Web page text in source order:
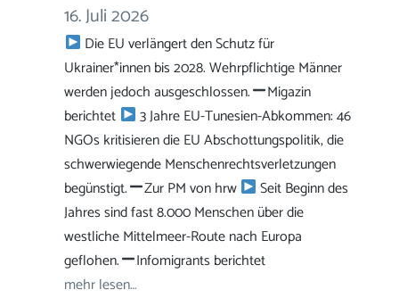
16. Juli 2026
Die EU verlängert den Schutz für
Ukrainer*innen bis 2028. Wehrpflichtige Männer
werden jedoch ausgeschlossen.
Migazin
berichtet
3 Jahre EU-Tunesien-Abkommen: 46
NGOs kritisieren die EU Abschottungspolitik, die
schwerwiegende Menschenrechtsverletzungen
begünstigt.
Zur PM von hrw
Seit Beginn des
Jahres sind fast 8.000 Menschen über die
westliche Mittelmeer-Route nach Europa
geflohen.
Infomigrants berichtet
mehr lesen…